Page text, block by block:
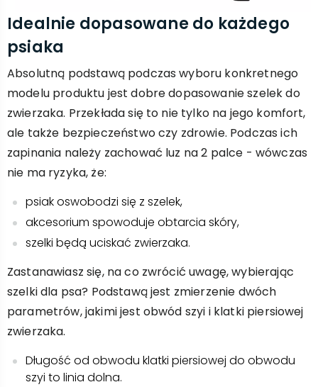
Idealnie dopasowane do każdego
psiaka
Absolutną podstawą podczas wyboru konkretnego
modelu produktu jest dobre dopasowanie szelek do
zwierzaka. Przekłada się to nie tylko na jego komfort,
ale także bezpieczeństwo czy zdrowie. Podczas ich
zapinania należy zachować luz na 2 palce - wówczas
nie ma ryzyka, że:
psiak oswobodzi się z szelek,
akcesorium spowoduje obtarcia skóry,
szelki będą uciskać zwierzaka.
Zastanawiasz się, na co zwrócić uwagę, wybierając
szelki dla psa? Podstawą jest zmierzenie dwóch
parametrów, jakimi jest obwód szyi i klatki piersiowej
zwierzaka.
Długość od obwodu klatki piersiowej do obwodu
szyi to linia dolna.